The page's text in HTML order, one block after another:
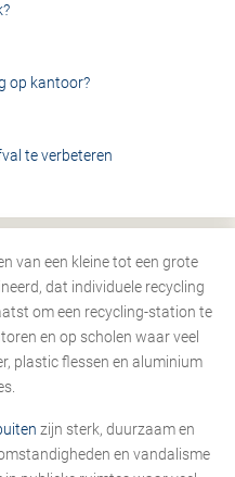
op kantoor?
te verbeteren
van een kleine tot een grote
dat individuele recycling
om een recycling-station te
en op scholen waar veel
plastic flessen en aluminium
zijn sterk, duurzaam en
en vandalisme